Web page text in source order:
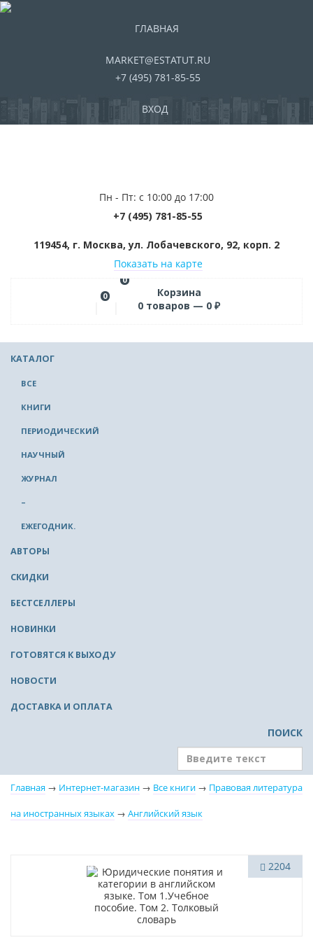
ГЛАВНАЯ
MARKET@ESTATUT.RU
+7 (495) 781-85-55
ВХОД
Пн - Пт: с 10:00 до 17:00
+7 (495) 781-85-55
119454, г. Москва, ул. Лобачевского, 92, корп. 2
Показать на карте
0
0
Корзина
0 товаров — 0 ₽
КАТАЛОГ
ВСЕ
КНИГИ
ПЕРИОДИЧЕСКИЙ
НАУЧНЫЙ
ЖУРНАЛ
–
ЕЖЕГОДНИК.
АВТОРЫ
СКИДКИ
БЕСТСЕЛЛЕРЫ
НОВИНКИ
ГОТОВЯТСЯ К ВЫХОДУ
НОВОСТИ
ДОСТАВКА И ОПЛАТА
ПОИСК
Главная → Интернет-магазин → Все книги → Правовая литература
на иностранных языках → Английский язык
Нет в наличии 2204